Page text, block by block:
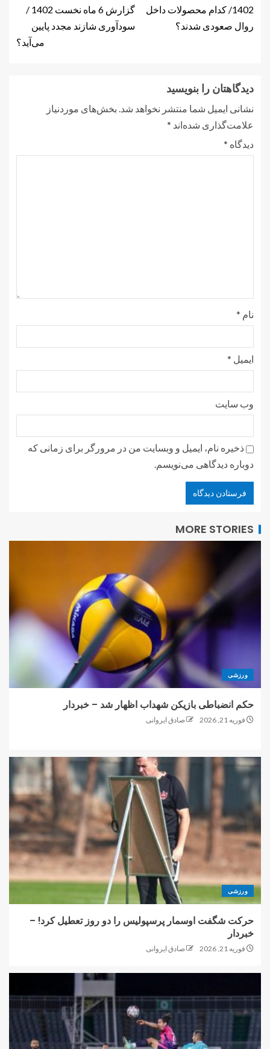
1402/ کدام محصولات داخل
روال صعودی شدند؟
گزارش 6 ماه نخست 1402 /
سودآوری شازند مجدد پایین
می‌آید؟
دیدگاهتان را بنویسید
نشانی ایمیل شما منتشر نخواهد شد. بخش‌های موردنیاز
علامت‌گذاری شده‌اند *
دیدگاه *
نام *
ایمیل *
وب‌ سایت
ذخیره نام، ایمیل و وبسایت من در مرورگر برای زمانی که
دوباره دیدگاهی می‌نویسم.
MORE STORIES
ورزشی
حکم انضباطی بازیکن شهداب اظهار شد – خبردار
فوریه 21, 2026 صادق ایروانی
ورزشی
حرکت شگفت اوسمار پرسپولیس را دو روز تعطیل کرد! –
خبردار
فوریه 21, 2026 صادق ایروانی